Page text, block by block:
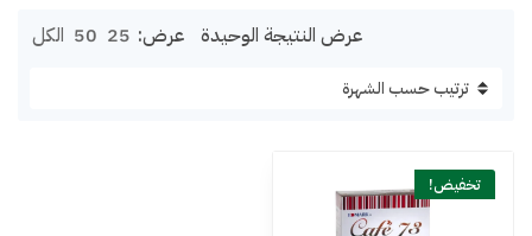
عرض النتيجة الوحيدة عرض: 25
50 الكل
تخفيض!